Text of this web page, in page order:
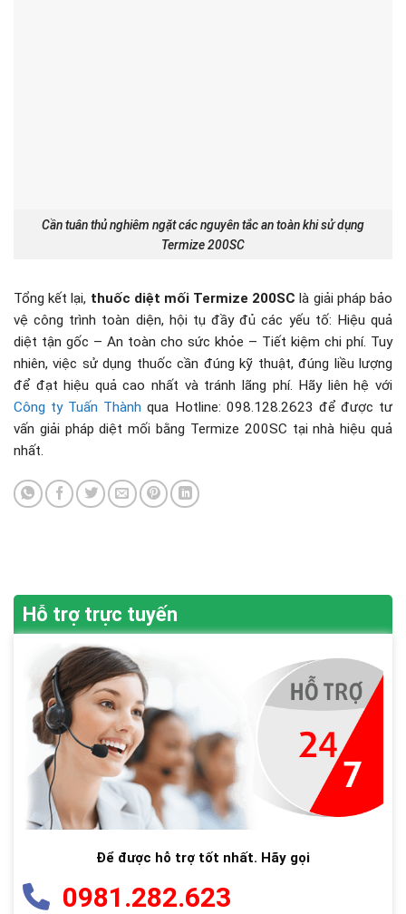
Cần tuân thủ nghiêm ngặt các nguyên tắc an toàn khi sử dụng
Termize 200SC
Tổng kết lại, thuốc diệt mối Termize 200SC là giải pháp bảo
vệ công trình toàn diện, hội tụ đầy đủ các yếu tố: Hiệu quả
diệt tận gốc – An toàn cho sức khỏe – Tiết kiệm chi phí. Tuy
nhiên, việc sử dụng thuốc cần đúng kỹ thuật, đúng liều lượng
để đạt hiệu quả cao nhất và tránh lãng phí. Hãy liên hệ với
Công ty Tuấn Thành qua Hotline: 098.128.2623 để được tư
vấn giải pháp diệt mối bằng Termize 200SC tại nhà hiệu quả
nhất.
Hỗ trợ trực tuyến
Để được hỗ trợ tốt nhất. Hãy gọi
0981.282.623